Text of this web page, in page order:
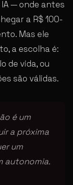
— onde antes
a R$ 100-
Mas ele
a escolha é:
de vida, ou
são válidas.
é um
a próxima
um
autonomia.